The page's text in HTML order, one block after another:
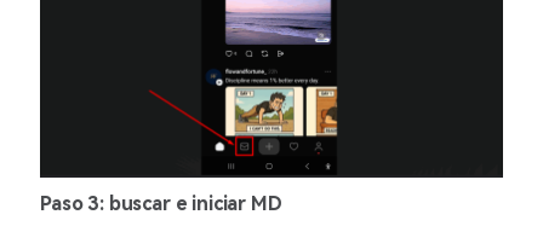
Paso 3: buscar e iniciar MD